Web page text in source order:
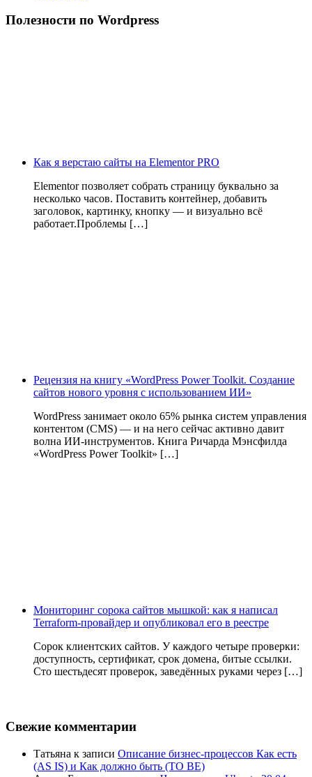
Полезности по Wordpress
Как я верстаю сайты на Elementor PRO
Elementor позволяет собрать страницу буквально за
несколько часов. Поставить контейнер, добавить
заголовок, картинку, кнопку — и визуально всё
работает.Проблемы […]
Рецензия на книгу «WordPress Power Toolkit. Создание
сайтов нового уровня с использованием ИИ»
WordPress занимает около 65% рынка систем управления
контентом (CMS) — и на него сейчас активно давит
волна ИИ‑инструментов. Книга Ричарда Мэнсфилда
«WordPress Power Toolkit» […]
Мониторинг сорока сайтов мышкой: как я написал
Terraform-провайдер и опубликовал его в реестре
Сорок клиентских сайтов. У каждого четыре проверки:
доступность, сертификат, срок домена, битые ссылки.
Сто шестьдесят проверок, заведённых руками через […]
Свежие комментарии
Татьяна к записи Описание бизнес-процессов Как есть
(AS IS) и Как должно быть (TO BE)